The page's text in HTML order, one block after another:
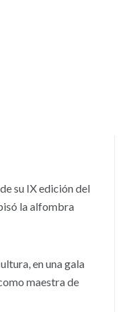
su IX edición del
la alfombra
en una gala
maestra de